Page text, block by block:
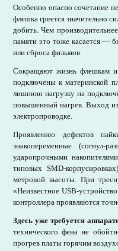
Особенно опасно сочетание
флешка греется значительно
добить. Чем
памяти это тоже касается —
или сброса фильмов.
Сокращают жизнь флешкам и
подключены к материнской
лишнюю нагрузку на
повышенный нагрев. Выход из
электропроводке.
Проявлению дефектов
знакопеременные
ударопрочными
типовых SMD-
метровой высоты. При
«Неизвестное USB-
контроллера проявляются
Здесь уже требуется
технического фена не
прогрев платы горячим